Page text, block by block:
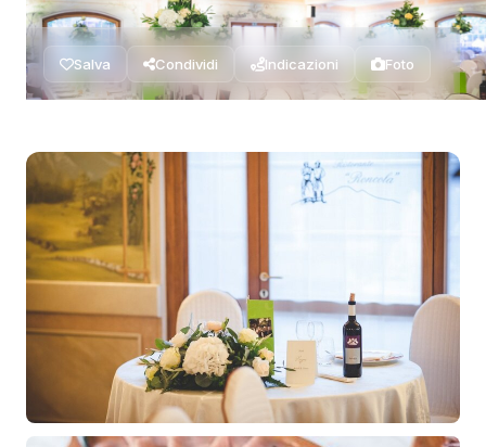
Salva Condividi Indicazioni Foto